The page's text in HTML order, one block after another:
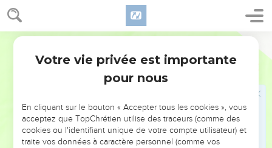
Jean 3
d’entendre la voix du marié. Cette joie est la mienne, et elle
est maintenant complète.
Il faut que son influence grandisse et que la mienne
diminue. »
Celui qui vient du ciel
« Celui qui vient d’en haut est au-dessus de tous ; celui qui
est de la terre appartient à la terre et parle des choses de la
terre. Celui qui vient du ciel [est au-dessus de tous] ;
Votre vie privée est importante
pour nous
En cliquant sur le bouton « Accepter tous les cookies », vous
acceptez que TopChrétien utilise des traceurs (comme des
cookies ou l'identifiant unique de votre compte utilisateur) et
traite vos données à caractère personnel (comme vos